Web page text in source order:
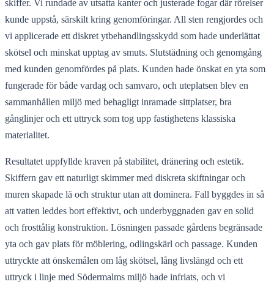
skiffer. Vi rundade av utsatta kanter och justerade fogar där rörelser
kunde uppstå, särskilt kring genomföringar. All sten rengjordes och
vi applicerade ett diskret ytbehandlingsskydd som hade underlättat
skötsel och minskat upptag av smuts. Slutstädning och genomgång
med kunden genomfördes på plats. Kunden hade önskat en yta som
fungerade för både vardag och samvaro, och uteplatsen blev en
sammanhållen miljö med behagligt inramade sittplatser, bra
gånglinjer och ett uttryck som tog upp fastighetens klassiska
materialitet.
Resultatet uppfyllde kraven på stabilitet, dränering och estetik.
Skiffern gav ett naturligt skimmer med diskreta skiftningar och
muren skapade lä och struktur utan att dominera. Fall byggdes in så
att vatten leddes bort effektivt, och underbyggnaden gav en solid
och frosttålig konstruktion. Lösningen passade gårdens begränsade
yta och gav plats för möblering, odlingskärl och passage. Kunden
uttryckte att önskemålen om låg skötsel, lång livslängd och ett
uttryck i linje med Södermalms miljö hade infriats, och vi